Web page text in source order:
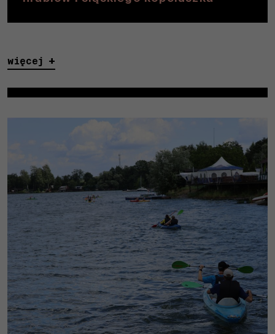
więcej
Niezbędne
Te pliki
cookies nie
opcjonalne.
Są one
wymagane
do działania
strony.
Statystyki
W celu
poprawy